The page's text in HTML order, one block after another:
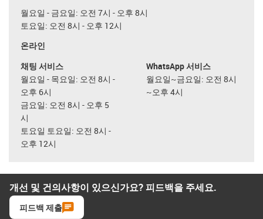
월요일 - 금요일: 오전 7시 - 오후 8시
토요일: 오전 8시 - 오후 12시
온라인
채팅 서비스
월요일 - 목요일: 오전 8시 -
오후 6시
금요일: 오전 8시 - 오후 5
시
토요일 토요일: 오전 8시 -
오후 12시
WhatsApp 서비스
월요일~금요일: 오전 8시
~오후 4시
개선 및 건의사항이 있으신가요? 피드백을 주세요.
피드백 제출